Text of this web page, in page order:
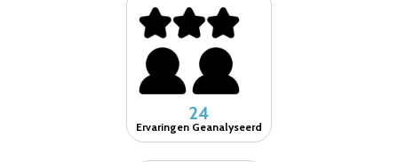
24
Ervaringen Geanalyseerd